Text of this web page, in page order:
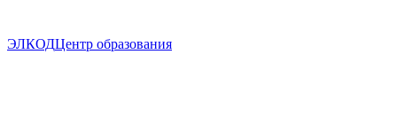
ЭЛКОДЦентр образования